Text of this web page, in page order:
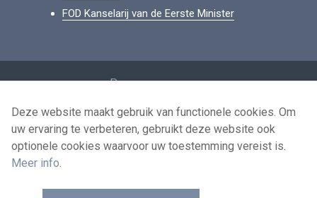
FOD Kanselarij van de Eerste Minister
Persoonsgegevens
Voorwaarden voor het hergebruik
Contacteer ons
Deze website maakt gebruik van functionele cookies. Om
uw ervaring te verbeteren, gebruikt deze website ook
optionele cookies waarvoor uw toestemming vereist is.
Meer info.